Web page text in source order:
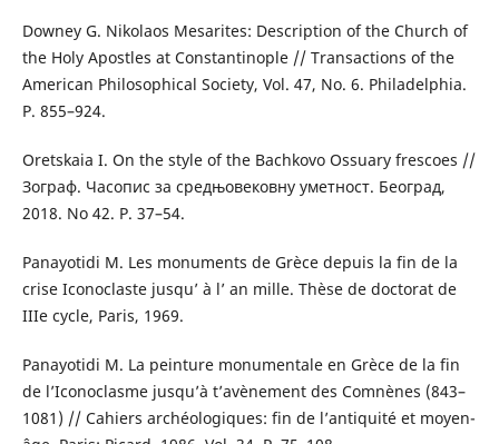
Downey G. Nikolaos Mesarites: Description of the Church of
the Holy Apostles at Constantinople // Transactions of the
American Philosophical Society, Vol. 47, No. 6. Philadelphia.
P. 855–924.
Oretskaia I. On the style of the Bachkovo Ossuary frescoes //
Зограф. Часопис за средњовековну уметност. Београд,
2018. No 42. P. 37–54.
Panayotidi M. Les monuments de Grèce depuis la fin de la
crise Iconoclaste jusqu’ à l’ an mille. Thèse de doctorat de
IIIe cycle, Paris, 1969.
Panayotidi M. La peinture monumentale en Grèce de la fin
de l’Iconoclasme jusqu’à t’avènement des Comnènes (843–
1081) // Cahiers archéologiques: fin de l’antiquité et moyen-